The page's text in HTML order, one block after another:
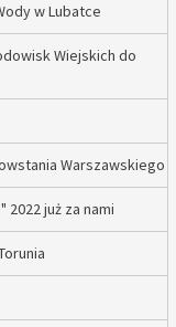
w Lubatce
Wiejskich do
Warszawskiego
2022 już za nami